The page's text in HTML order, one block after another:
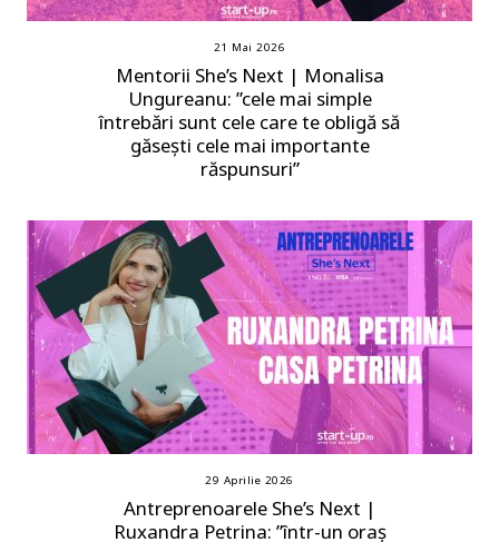
21 Mai 2026
Mentorii She’s Next | Monalisa
Ungureanu: ”cele mai simple
întrebări sunt cele care te obligă să
găsești cele mai importante
răspunsuri”
29 Aprilie 2026
Antreprenoarele She’s Next |
Ruxandra Petrina: ”într-un oraș